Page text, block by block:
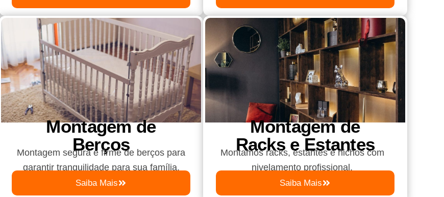
Montagem de
Berços
Montagem segura e firme de berços para
garantir tranquilidade para sua família.
Saiba Mais
Montagem de
Racks e Estantes
Montamos racks, estantes e nichos com
nivelamento profissional.
Saiba Mais